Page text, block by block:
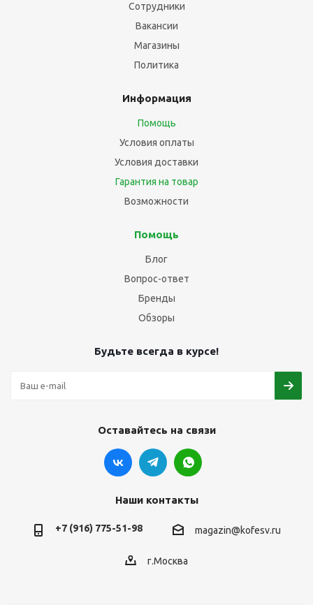
Сотрудники
Вакансии
Магазины
Политика
Информация
Помощь
Условия оплаты
Условия доставки
Гарантия на товар
Возможности
Помощь
Блог
Вопрос-ответ
Бренды
Обзоры
Будьте всегда в курсе!
Оставайтесь на связи
Наши контакты
+7 (916) 775-51-98 magazin@kofesv.ru
г.Москва